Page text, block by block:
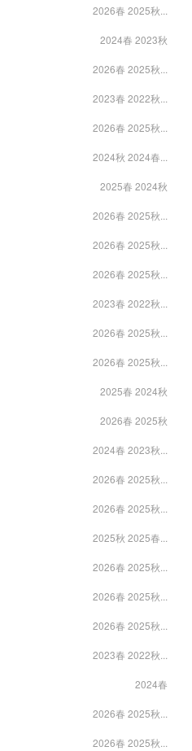
2026春 2025秋...
2024春 2023秋
2026春 2025秋...
2023春 2022秋...
2026春 2025秋...
2024秋 2024春...
2025春 2024秋
2026春 2025秋...
2026春 2025秋...
2026春 2025秋...
2023春 2022秋...
2026春 2025秋...
2026春 2025秋...
2025春 2024秋
2026春 2025秋
2024春 2023秋...
2026春 2025秋...
2026春 2025秋...
2025秋 2025春...
2026春 2025秋...
2026春 2025秋...
2026春 2025秋...
2023春 2022秋...
2024春
2026春 2025秋...
2026春 2025秋...